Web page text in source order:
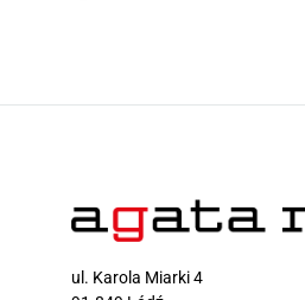
ul. Karola Miarki 4